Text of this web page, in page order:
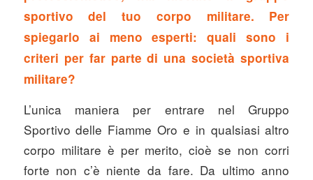
sportivo del tuo corpo militare. Per
spiegarlo ai meno esperti: quali sono i
criteri per far parte di una società sportiva
militare?
L’unica maniera per entrare nel Gruppo
Sportivo delle Fiamme Oro e in qualsiasi altro
corpo militare è per merito, cioè se non corri
forte non c’è niente da fare. Da ultimo anno